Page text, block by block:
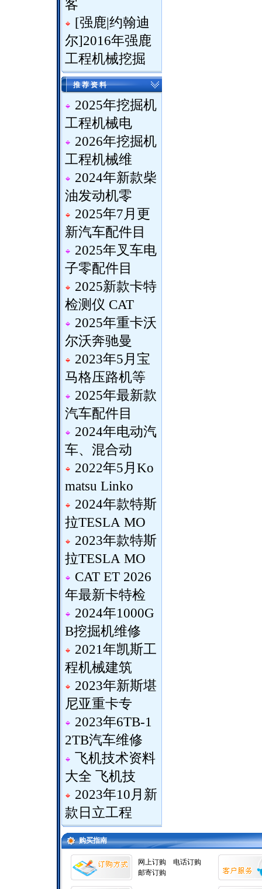
客
[强鹿|约翰迪
尔]2016年强鹿
工程机械挖掘
推 荐 资 料
2025年挖掘机
工程机械电
2026年挖掘机
工程机械维
2024年新款柴
油发动机零
2025年7月更
新汽车配件目
2025年叉车电
子零配件目
2025新款卡特
检测仪 CAT
2025年重卡沃
尔沃奔驰曼
2023年5月宝
马格压路机等
2025年最新款
汽车配件目
2024年电动汽
车、混合动
2022年5月Ko
matsu Linko
2024年款特斯
拉TESLA MO
2023年款特斯
拉TESLA MO
CAT ET 2026
年最新卡特检
2024年1000G
B挖掘机维修
2021年凯斯工
程机械建筑
2023年新斯堪
尼亚重卡专
2023年6TB-1
2TB汽车维修
飞机技术资料
大全 飞机技
2023年10月新
款日立工程
购买指南
网上订购
电话订购
邮寄订购